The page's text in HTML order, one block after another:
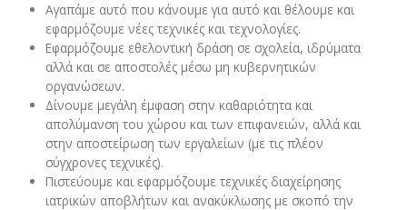
Αγαπάμε αυτό που κάνουμε για αυτό και θέλουμε και
εφαρμόζουμε νέες τεχνικές και τεχνολογίες.
Εφαρμόζουμε εθελοντική δράση σε σχολεία, ιδρύματα
αλλά και σε αποστολές μέσω μη κυβερνητικών
οργανώσεων.
Δίνουμε μεγάλη έμφαση στην καθαριότητα και
απολύμανση του χώρου και των επιφανειών, αλλά και
στην αποστείρωση των εργαλείων (με τις πλέον
σύγχρονες τεχνικές).
Πιστεύουμε και εφαρμόζουμε τεχνικές διαχείρησης
ιατρικών αποβλήτων και ανακύκλωσης με σκοπό την